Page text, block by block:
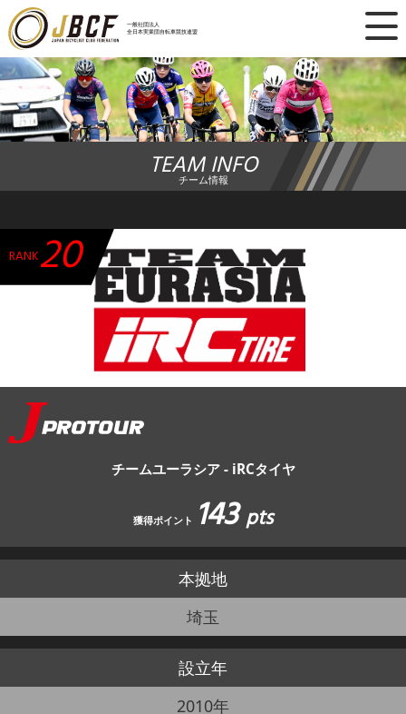
一般社団法人
全日本実業団自転車競技連盟
×
ニュース
レース日程
ランキング
チーム・選手
競技ガイド
加盟・登録
TEAM INFO
チーム情報
RANK20
チームユーラシア - iRCタイヤ
獲得ポイント 143pts
本拠地
埼玉
設立年
2010年